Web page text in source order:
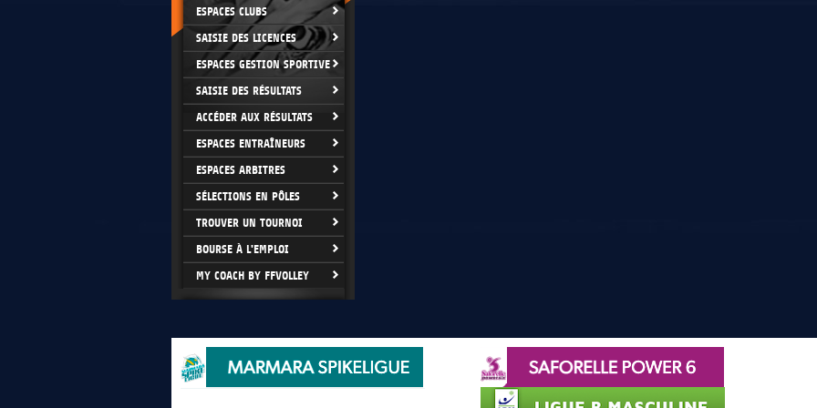
ESPACES CLUBS
SAISIE DES LICENCES
ESPACES GESTION SPORTIVE
SAISIE DES RÉSULTATS
ACCÉDER AUX RÉSULTATS
ESPACES ENTRAÎNEURS
ESPACES ARBITRES
SÉLECTIONS EN PÔLES
TROUVER UN TOURNOI
BOURSE À L'EMPLOI
MY COACH BY FFVOLLEY